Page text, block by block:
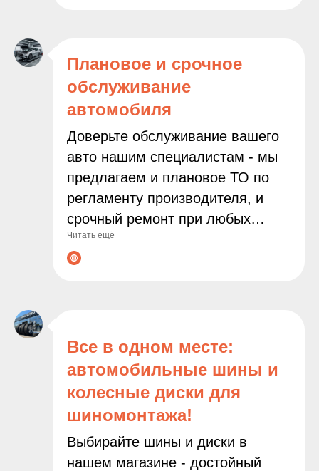
безопасность результата.
Доверяя нам заботу о колёсах
вашего автомобиля, вы можете
быть уверены в
профессионализме наших
мастеров и внимательном
подходе к каждой задаче.
Плановое и срочное
обслуживание
автомобиля
Доверьте обслуживание вашего
авто нашим специалистам - мы
предлагаем и плановое ТО по
регламенту производителя, и
срочный ремонт при любых
неполадках. Современное
оборудование и опытные
ваш автомобиль будет служить
дольше, а поездки останутся
Читать ещё
Все в одном месте:
автомобильные шины и
колесные диски для
шиномонтажа!
Выбирайте шины и диски в
нашем магазине - достойный